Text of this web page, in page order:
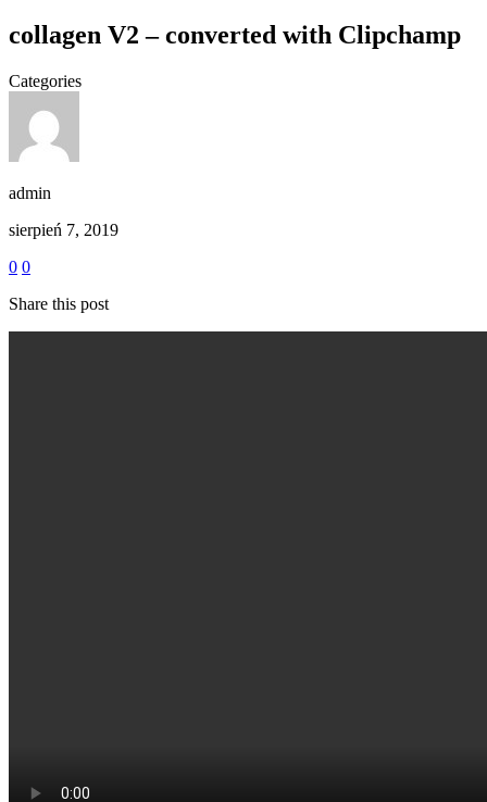
collagen V2 – converted with Clipchamp
Categories
admin
sierpień 7, 2019
0 0
Share this post